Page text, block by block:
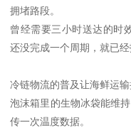
拥堵路段。
曾经需要三小时送达的时
还没完成一个周期，就已经
冷链物流的普及让海鲜运输
泡沫箱里的生物冰袋能维
传一次温度数据。